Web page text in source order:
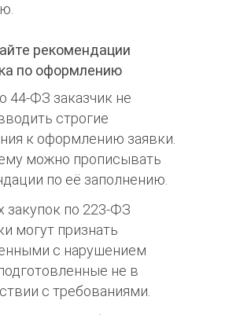
рекомендации
по оформлению
44-ФЗ заказчик не
строгие
к оформлению заявки.
можно прописывать
по её заполнению.
закупок по 223-ФЗ
могут признать
с нарушением
не в
с требованиями.